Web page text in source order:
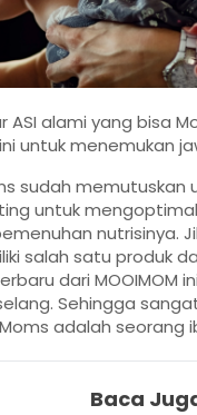
alami yang bisa
untuk menemukan
sudah memutuskan
untuk
salah satu produk
dari MOOIMOM
Sehingga
adalah seorang
Baca